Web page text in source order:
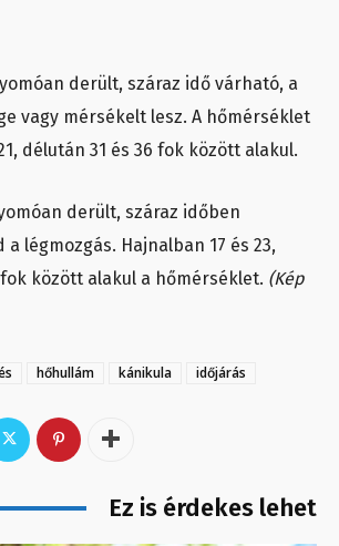
derült, száraz idő várható, a
vagy mérsékelt lesz. A hőmérséklet
délután 31 és 36 fok között alakul.
derült, száraz időben
légmozgás. Hajnalban 17 és 23,
között alakul a hőmérséklet. (Kép
hőhullám kánikula időjárás
Ez is érdekes lehet